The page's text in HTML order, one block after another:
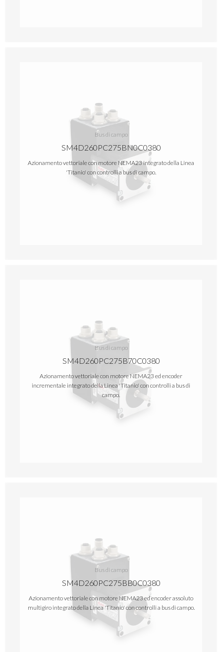
Bus di campo
SM4D260PC275BN0C0380
Azionamento vettoriale con motore NEMA23 integrato della Linea
'Titanio' con controlli a bus di campo.
Bus di campo
SM4D260PC275B70C0380
Azionamento vettoriale con motore NEMA23 ed encoder
incrementale integrato della Linea 'Titanio' con controlli a bus di
campo.
Bus di campo
SM4D260PC275BB0C0380
Azionamento vettoriale con motore NEMA23 ed encoder assoluto
multigiro integrato della Linea 'Titanio' con controlli a bus di campo.